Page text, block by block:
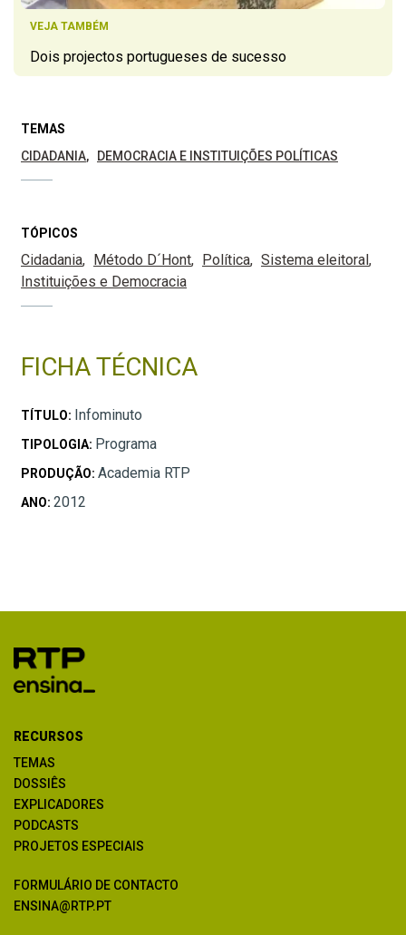
VEJA TAMBÉM
Dois projectos portugueses de sucesso
TEMAS
CIDADANIA
DEMOCRACIA E INSTITUIÇÕES POLÍTICAS
TÓPICOS
Cidadania Método D´Hont Política
Sistema eleitoral
Instituições e Democracia
FICHA TÉCNICA
TÍTULO: Infominuto
TIPOLOGIA: Programa
PRODUÇÃO: Academia RTP
ANO: 2012
RECURSOS
TEMAS
DOSSIÊS
EXPLICADORES
PODCASTS
PROJETOS ESPECIAIS
FORMULÁRIO DE CONTACTO
ENSINA@RTP.PT